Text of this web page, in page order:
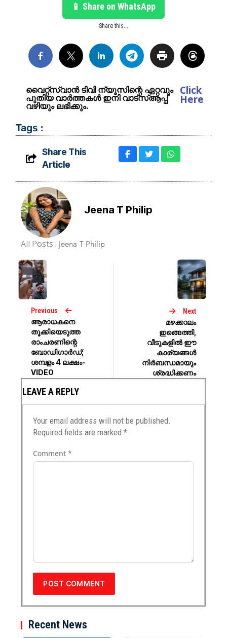
📱 Share on WhatsApp
Share this...
വൈറ്റ്സ്വാൻ ടിവി ന്യൂസിന്റെ ഏറ്റവും
പുതിയ വാർത്തകൾ ഇനി വാട്സ്ആപ്പ്
വഴിയും ലഭിക്കും.
Click
Here
Tags :
Share This
Article
Jeena T Philip
All Posts : Jeena T Philip
Previous
ആരാധകനെ
തൂക്കിയെടുത്ത
രാംചരണിന്റെ
ബോഡി​ഗാർഡ്;
ശമ്പളം 4 ലക്ഷം-
VIDEO
Next
മഴക്കാലം
ഇങ്ങെത്തി,
വീടുകളില്‍ ഈ
കാര്യങ്ങള്‍
നിര്‍ബന്ധമായും
ശ്രദ്ധിക്കണം
LEAVE A REPLY
Your email address will not be published.
Required fields are marked*
Comment*
Recent News